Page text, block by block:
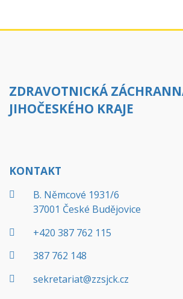
ZDRAVOTNICKÁ
JIHOČESKÉHO KRAJE
KONTAKT
B. Němcové 1931/6
37001 České Budějovice
+420 387 762 115
387 762 148
sekretariat@zzsjck.cz